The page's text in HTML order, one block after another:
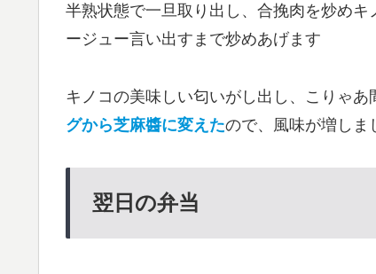
半熟状態で一旦取り出し、合挽肉を炒め
ージュー言い出すまで炒めあげます
キノコの美味しい匂いがし出し、こりゃあ
グから芝麻醬に変えたので、風味が増し
翌日の弁当